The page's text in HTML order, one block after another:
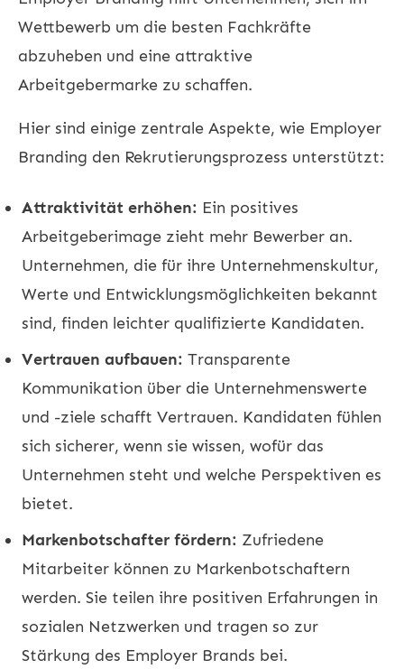
Wettbewerb um die besten Fachkräfte
abzuheben und eine attraktive
Arbeitgebermarke zu schaffen.
Hier sind einige zentrale Aspekte, wie Employer
Branding den Rekrutierungsprozess unterstützt:
Attraktivität erhöhen: Ein positives
Arbeitgeberimage zieht mehr Bewerber an.
Unternehmen, die für ihre Unternehmenskultur,
Werte und Entwicklungsmöglichkeiten bekannt
sind, finden leichter qualifizierte Kandidaten.
Vertrauen aufbauen: Transparente
Kommunikation über die Unternehmenswerte
und -ziele schafft Vertrauen. Kandidaten fühlen
sich sicherer, wenn sie wissen, wofür das
Unternehmen steht und welche Perspektiven es
bietet.
Markenbotschafter fördern: Zufriedene
Mitarbeiter können zu Markenbotschaftern
werden. Sie teilen ihre positiven Erfahrungen in
sozialen Netzwerken und tragen so zur
Stärkung des Employer Brands bei.